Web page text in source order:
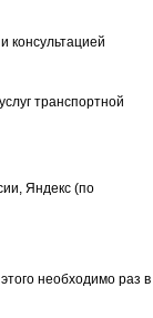
консультацией
транспортной
Яндекс (по
необходимо раз в